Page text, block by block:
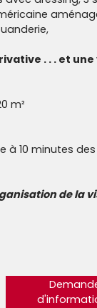
. . . et une
m²
à 10 minutes
de la